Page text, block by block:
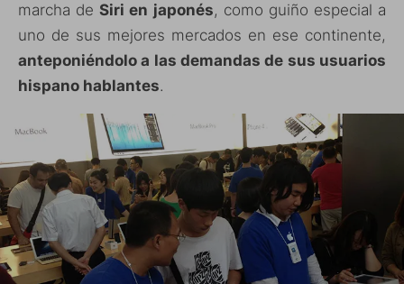
marcha deSiri en japonés, como guiño especial a
uno de sus mejores mercados en ese continente,
anteponiéndolo a las demandas de sus usuarios
hispano hablantes.